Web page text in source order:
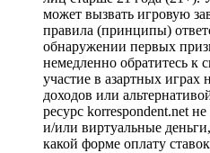
может вызвать игровую
правила (принципы)
обнаружении первых
немедленно обратитесь к
участие в азартных играх
доходов или
ресурс korrespondent.net
и/или виртуальные
какой форме оплату